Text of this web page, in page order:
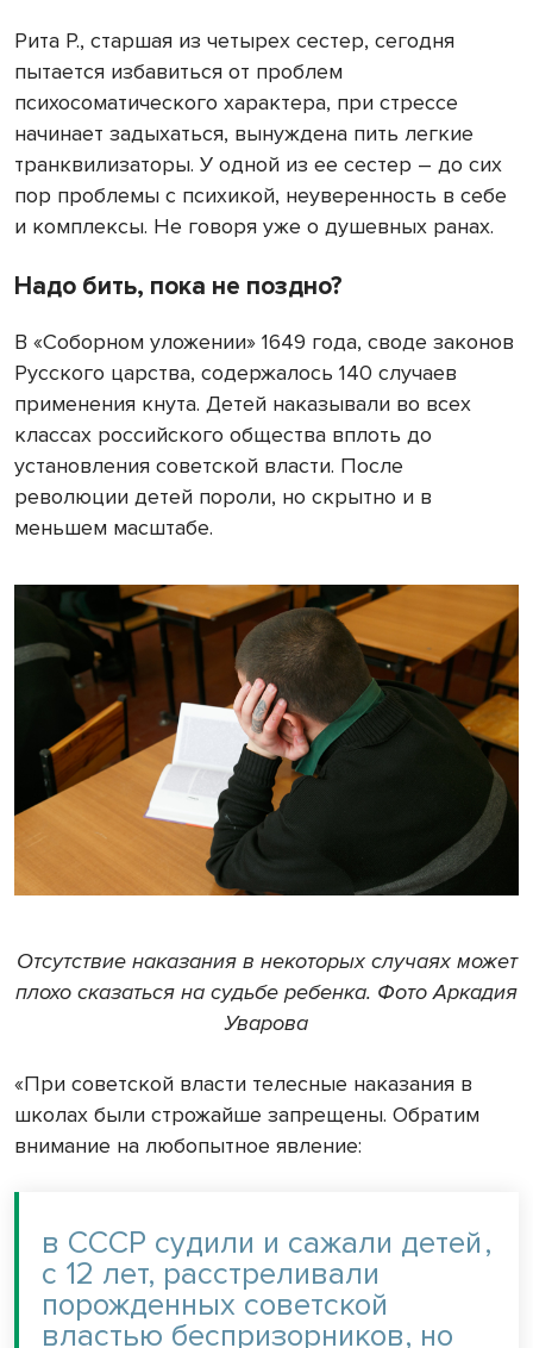
Рита Р., старшая из четырех сестер, сегодня
пытается избавиться от проблем
психосоматического характера, при стрессе
начинает задыхаться, вынуждена пить легкие
транквилизаторы. У одной из ее сестер – до сих
пор проблемы с психикой, неуверенность в себе
и комплексы. Не говоря уже о душевных ранах.
Надо бить, пока не поздно?
В «Соборном уложении» 1649 года, своде законов
Русского царства, содержалось 140 случаев
применения кнута. Детей наказывали во всех
классах российского общества вплоть до
установления советской власти. После
революции детей пороли, но скрытно и в
меньшем масштабе.
Отсутствие наказания в некоторых случаях может
плохо сказаться на судьбе ребенка. Фото Аркадия
Уварова
«При советской власти телесные наказания в
школах были строжайше запрещены. Обратим
внимание на любопытное явление:
в СССР судили и сажали детей
с 12 лет, расстреливали
порожденных советской
властью беспризорников, но
,